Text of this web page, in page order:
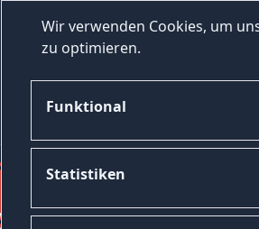
Wir verwenden Cookies, um
zu optimieren.
Funktional
Statistiken